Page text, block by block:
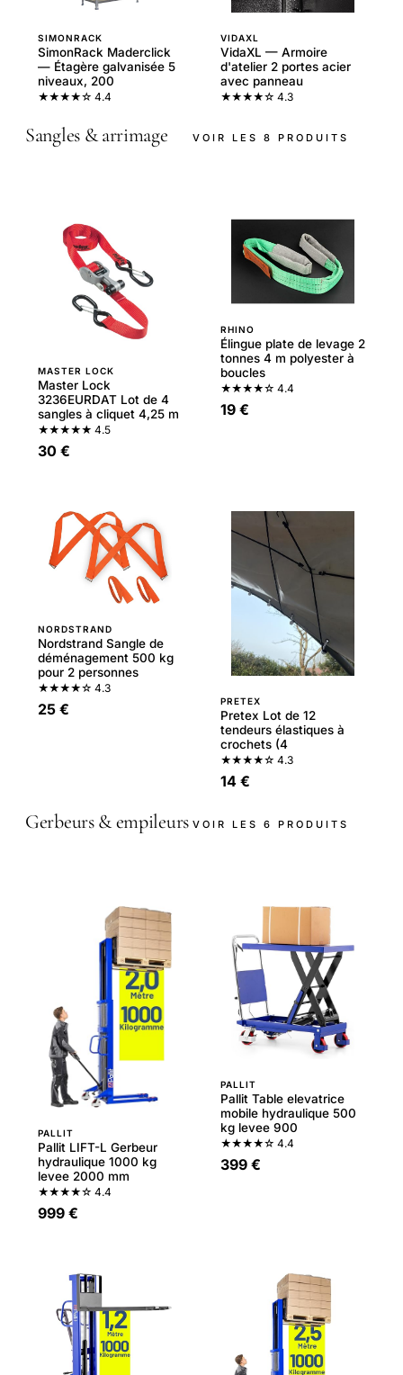
SIMONRACK
SimonRack Maderclick
— Étagère galvanisée 5
niveaux, 200
★★★★☆ 4.4
VIDAXL
VidaXL — Armoire
d'atelier 2 portes acier
avec panneau
★★★★☆ 4.3
Sangles & arrimage VOIR LES 8 PRODUITS
MASTER LOCK
Master Lock
3236EURDAT Lot de 4
sangles à cliquet 4,25 m
★★★★★ 4.5
30 €
RHINO
Élingue plate de levage 2
tonnes 4 m polyester à
boucles
★★★★☆ 4.4
19 €
NORDSTRAND
Nordstrand Sangle de
déménagement 500 kg
pour 2 personnes
★★★★☆ 4.3
25 € PRETEX
Pretex Lot de 12
tendeurs élastiques à
crochets (4
★★★★☆ 4.3
14 €
Gerbeurs & empileurs VOIR LES 6 PRODUITS
PALLIT
Pallit LIFT-L Gerbeur
hydraulique 1000 kg
levee 2000 mm
★★★★☆ 4.4
999 €
PALLIT
Pallit Table elevatrice
mobile hydraulique 500
kg levee 900
★★★★☆ 4.4
399 €